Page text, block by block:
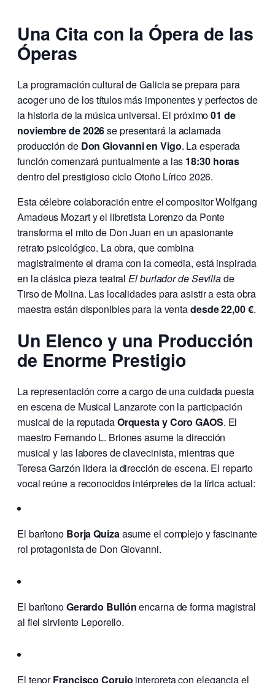
Una Cita con la Ópera de las
Óperas
La programación cultural de Galicia se prepara para
acoger uno de los títulos más imponentes y perfectos de
la historia de la música universal. El próximo01 de
noviembre de 2026se presentará la aclamada
producción de Don Giovanni en Vigo. La esperada
función comenzará puntualmente a las 18:30 horas
dentro del prestigioso ciclo Otoño Lírico 2026.
Esta célebre colaboración entre el compositor Wolfgang
Amadeus Mozart y el libretista Lorenzo da Ponte
transforma el mito de Don Juan en un apasionante
retrato psicológico. La obra, que combina
magistralmente el drama con la comedia, está inspirada
en la clásica pieza teatralEl burlador de Sevillade
Tirso de Molina. Las localidades para asistir a esta obra
maestra están disponibles para la ventadesde 22,00 €.
Un Elenco y una Producción
de Enorme Prestigio
La representación corre a cargo de una cuidada puesta
en escena de Musical Lanzarote con la participación
musical de la reputadaOrquesta y Coro GAOS. El
maestro Fernando L. Briones asume la dirección
musical y las labores de clavecinista, mientras que
Teresa Garzón lidera la dirección de escena. El reparto
vocal reúne a reconocidos intérpretes de la lírica actual:
El barítono Borja Quizaasume el complejo y fascinante
rol protagonista de Don Giovanni.
El barítonoGerardo Bullónencarna de forma magistral
al fiel sirviente Leporello.
El tenorFrancisco Corujo interpreta con elegancia el